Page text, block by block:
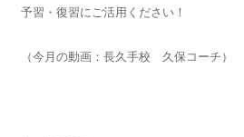
予習・復習にご活用ください！
（今月の動画：長久手校 久保コーチ）